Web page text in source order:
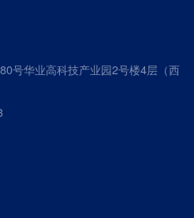
号华业高科技产业园2号楼4层（西